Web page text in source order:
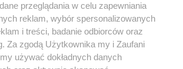
3 / 0
prywatności regulamin korzystania z portali
Skontakuj sięz nami
Kontakt
przeglądania w celu zapewniania
reklam, wybór spersonalizowanych
i treści, badanie odbiorców oraz
Za zgodą Użytkownika my i Zaufani
używać dokładnych danych